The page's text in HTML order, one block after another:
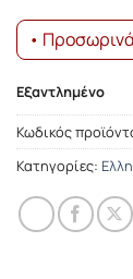
•
Εξαντλημένο
Κωδικός
Κατηγορίες: